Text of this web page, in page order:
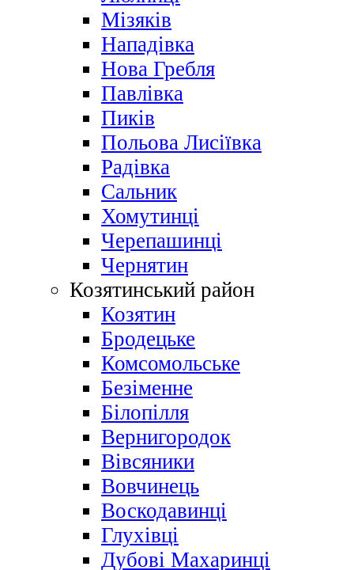
Мізяків
Нападівка
Нова Гребля
Павлівка
Пиків
Польова Лисіївка
Радівка
Сальник
Хомутинці
Черепашинці
Чернятин
Козятинський район
Козятин
Бродецьке
Комсомольське
Безіменне
Білопілля
Вернигородок
Вівсяники
Вовчинець
Воскодавинці
Глухівці
Дубові Махаринці